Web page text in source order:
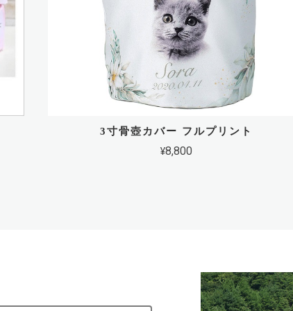
3寸骨壺カバー フルプリント
¥8,800